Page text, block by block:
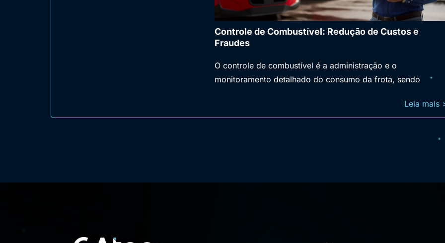
Controle de Combustível: Redução de Custos e
Fraudes
O controle de combustível é a administração e o
monitoramento detalhado do consumo da frota, sendo
Leia mais